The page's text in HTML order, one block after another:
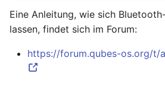
Eine Anleitung, wie sich
lassen, findet sich im Forum:
https://forum.qubes-os.org/t/